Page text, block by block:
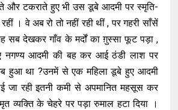
और टकराते हुए भी उस डूबे आदमी पर स्मृति-
। वे अब रो तो नहीं रही थीं , पर गहरी साँसें
सब देखकर गाँव के मर्दों का ग़ुस्सा फूट पड़ा ,
नगण्य आदमी की बह कर आई ठंडी लाश पर
हुआ था ?उनमें से एक महिला डूबे हुए आदमी
जा रही इतनी कमी से अपमानित महसूस कर
व्यक्ति के चेहरे पर पड़ा रुमाल हटा दिया ।